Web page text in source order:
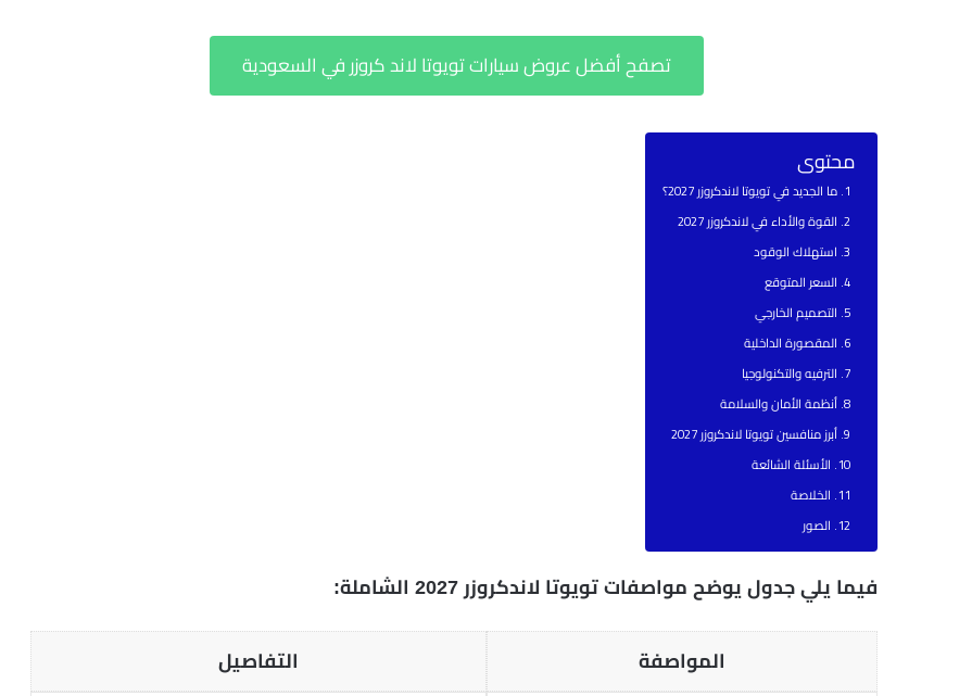
تصفح أفضل عروض سيارات تويوتا لاند كروزر في السعودية
محتوى
ما الجديد في تويوتا لاندكروزر 2027؟
القوة والأداء في لاندكروزر 2027
استهلاك الوقود
السعر المتوقع
التصميم الخارجي
المقصورة الداخلية
الترفيه والتكنولوجيا
أنظمة الأمان والسلامة
أبرز منافسين تويوتا لاندكروزر 2027
الأسئلة الشائعة
الخلاصة
الصور
فيما يلي جدول يوضح مواصفات تويوتا لاندكروزر 2027 الشاملة:
المواصفة التفاصيل